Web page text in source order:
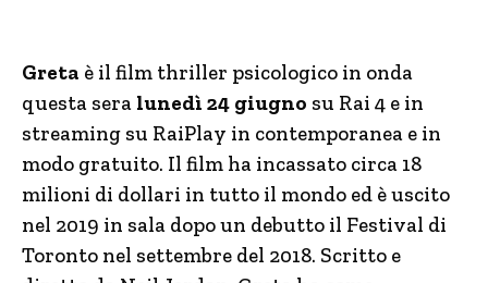
Greta è il film thriller psicologico in onda
questa sera lunedì 24 giugno su Rai 4 e in
streaming su RaiPlay in contemporanea e in
modo gratuito. Il film ha incassato circa 18
milioni di dollari in tutto il mondo ed è uscito
nel 2019 in sala dopo un debutto il Festival di
Toronto nel settembre del 2018. Scritto e